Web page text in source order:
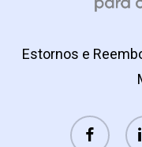
Estornos e
facebook